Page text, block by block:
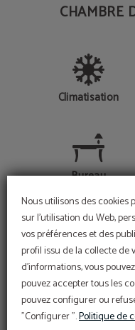
Nous utilisons des cookies
sur l'utilisation du Web,
vos préférences et des
profil issu de la collecte de
d'informations, vous
pouvez accepter tous les
pouvez configurer ou
"Configurer ".Politique de
CHAMBRE
Climatisation
Bureau
Service de réveil
TV LCD
EN